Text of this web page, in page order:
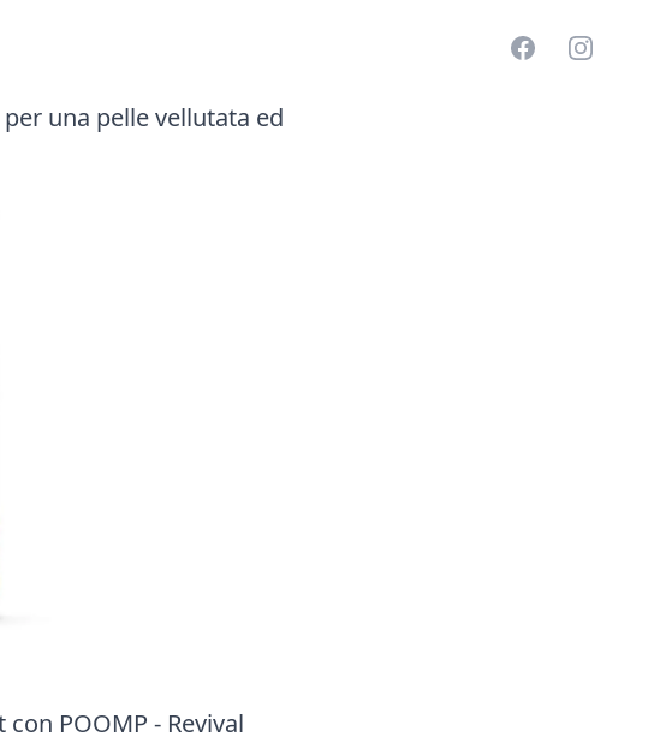
FacebookInstagram
una pelle vellutata ed
POOMP - Revival